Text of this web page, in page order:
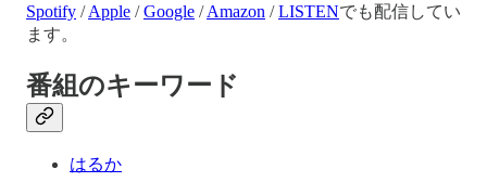
Spotify /Apple /Google /Amazon /LISTENでも配信してい
ます。
番組のキーワード
はるか